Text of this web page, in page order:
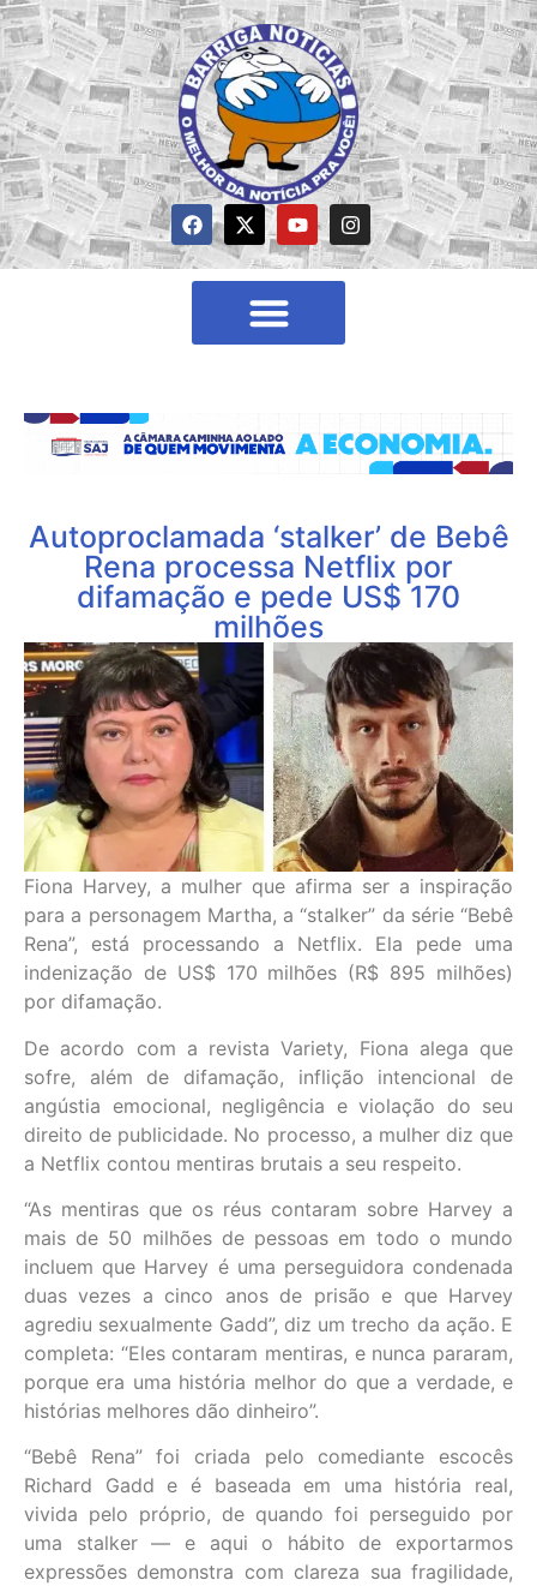
Autoproclamada ‘stalker’ de Bebê
Rena processa Netflix por
difamação e pede US$ 170
milhões
Fiona Harvey, a mulher que afirma ser a inspiração
para a personagem Martha, a “stalker” da série “Bebê
Rena”, está processando a Netflix. Ela pede uma
indenização de US$ 170 milhões (R$ 895 milhões)
por difamação.
De acordo com a revista Variety, Fiona alega que
sofre, além de difamação, inflição intencional de
angústia emocional, negligência e violação do seu
direito de publicidade. No processo, a mulher diz que
a Netflix contou mentiras brutais a seu respeito.
“As mentiras que os réus contaram sobre Harvey a
mais de 50 milhões de pessoas em todo o mundo
incluem que Harvey é uma perseguidora condenada
duas vezes a cinco anos de prisão e que Harvey
agrediu sexualmente Gadd”, diz um trecho da ação. E
completa: “Eles contaram mentiras, e nunca pararam,
porque era uma história melhor do que a verdade, e
histórias melhores dão dinheiro”.
“Bebê Rena” foi criada pelo comediante escocês
Richard Gadd e é baseada em uma história real,
vivida pelo próprio, de quando foi perseguido por
uma stalker — e aqui o hábito de exportarmos
expressões demonstra com clareza sua fragilidade,